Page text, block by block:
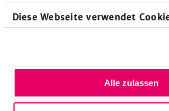
Diese Webseite verwendet
Alle zulassen
gibt es ja immer noch.
Wusstest du, dass Fett nicht gleich Fett
essentiellen Fettsäuren sind
unsere Gesundheit. Deshalb findest du